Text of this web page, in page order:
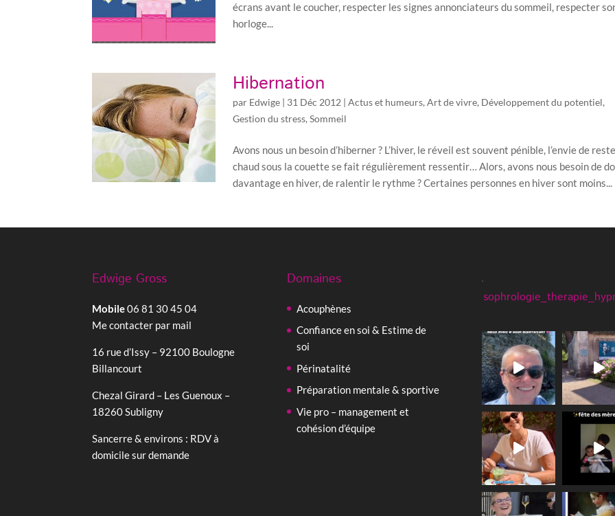
écrans avant le coucher, respecter les signes annonciateurs du sommeil, respecter
horloge...
Hibernation
par Edwige | 31 Déc 2012 |Actus et humeurs,Art de vivre, Développement du potentiel,
Gestion du stress,Sommeil
Avons nous un besoin d’hiberner ? L’hiver, le réveil est souvent pénible, l’envie de
chaud sous la couette se fait régulièrement ressentir… Alors, avons nous besoin de
davantage en hiver, de ralentir le rythme ? Certaines personnes en hiver sont moins...
Edwige Gross
Mobile06 81 30 45 04
Me contacter par mail
16 rue d’Issy – 92100 Boulogne
Billancourt
Chezal Girard – Les Guenoux –
18260 Subligny
Sancerre & environs : RDV à
domicile sur demande
Domaines
Acouphènes
Confiance en soi & Estime de
soi
Périnatalité
Préparation mentale & sportive
Vie pro – management et
cohésion d’équipe